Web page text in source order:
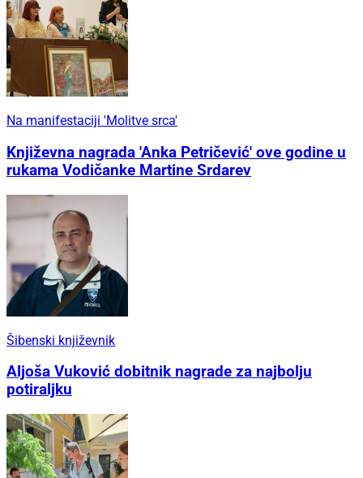
Na manifestaciji 'Molitve srca'
Književna nagrada 'Anka Petričević' ove godine u
rukama Vodičanke Martine Srdarev
Šibenski književnik
Aljoša Vuković dobitnik nagrade za najbolju
potiraljku